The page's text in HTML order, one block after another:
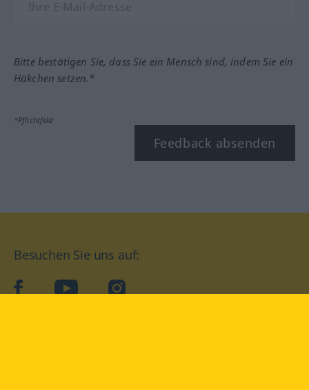
Bitte bestätigen Sie, dass Sie ein Mensch sind, indem Sie ein
Häkchen setzen.*
*Pflichtfeld
Feedback absenden
Besuchen Sie uns auf:
facebookYouTube Instagram